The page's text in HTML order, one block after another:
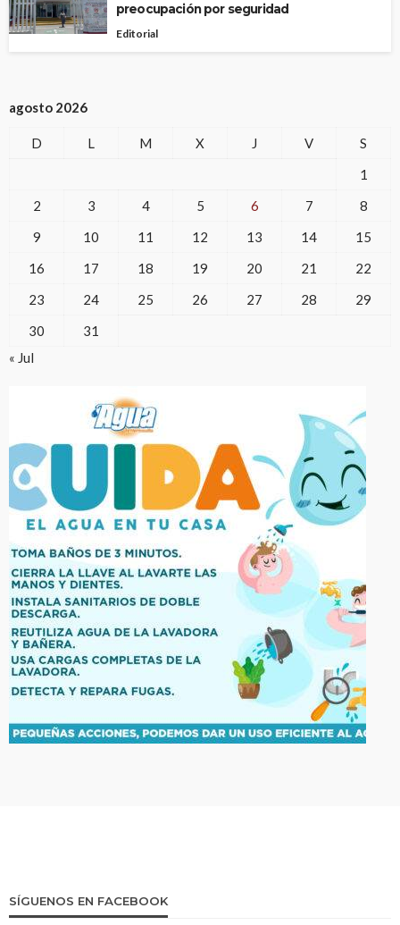
preocupación por seguridad
Editorial
agosto 2026
D L M X J V
S
1
2
3 4 5 6 7
8
9
10 11 12 13 14
15
16
17 18 19 20 21
22
23
24 25 26 27 28
29
30
31
« Jul
SÍGUENOS EN FACEBOOK